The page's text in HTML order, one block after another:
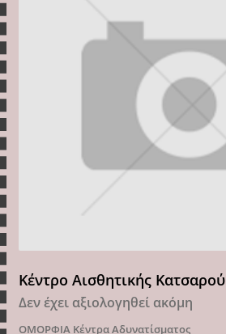
Κέντρο Αισθητικής Κατσαρού
Δεν έχει αξιολογηθεί ακόμη
ΟΜΟΡΦΙΑ Κέντρα Αδυνατίσματος